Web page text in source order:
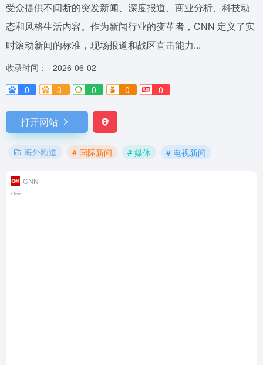
受众提供不间断的突发新闻、深度报道、商业分析、科技动
态和风格生活内容。作为新闻行业的变革者，CNN 定义了实
时滚动新闻的标准，现场报道和战区直击能力...
收录时间：
2026-06-02
0
3- 0 0 0
打开网站
海外频道 # 国际新闻 # 媒体 # 电视新闻
CNN